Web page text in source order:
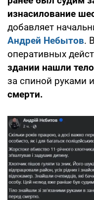
изнасилование
добавляет
Андрей Небытов.
оперативных
здании нашли
за спиной руками и
смерти.